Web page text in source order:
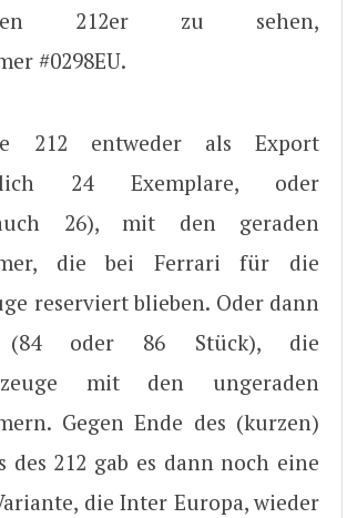
212er zu sehen,
#0298EU.
212 entweder als Export
24 Exemplare, oder
26), mit den geraden
die bei Ferrari für die
reserviert blieben. Oder dann
oder 86 Stück), die
mit den ungeraden
Gegen Ende des (kurzen)
des 212 gab es dann noch eine
die Inter Europa, wieder